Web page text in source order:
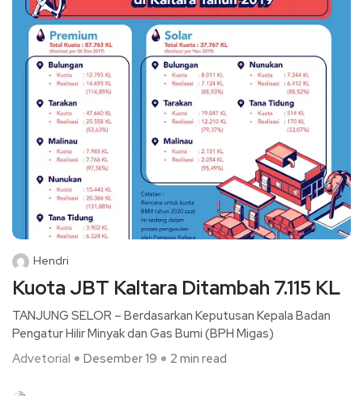
Hendri
Kuota JBT Kaltara Ditambah 7.115 KL
TANJUNG SELOR – Berdasarkan Keputusan Kepala Badan
Pengatur Hilir Minyak dan Gas Bumi (BPH Migas)
Advetorial
Desember 19 2 min read